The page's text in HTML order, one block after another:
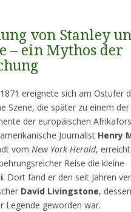
von Stanley
– ein Mythos der
ereignete sich am Ostufer
Szene, die später zu einem der
der europäischen
Journalist Henry
vom New York Herald,
Reise die kleine
. Dort fand er den seit Jahren
David Livingstone,
Legende geworden war.